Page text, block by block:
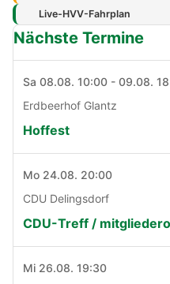
Live-HVV-Fahrplan
Nächste Termine
Sa 08.08. 10:00 - 09.08.
Erdbeerhof Glantz
Hoffest
Mo 24.08. 20:00
CDU Delingsdorf
CDU-Treff /
Mi 26.08. 19:30